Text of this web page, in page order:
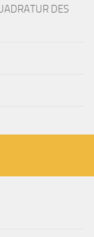
DES